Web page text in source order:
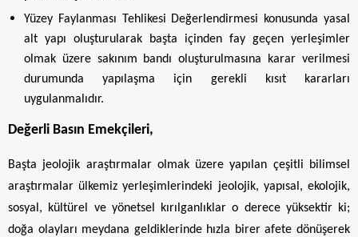
Yüzey Faylanması Tehlikesi Değerlendirmesi konusunda yasal
alt yapı oluşturularak başta içinden fay geçen yerleşimler
olmak üzere sakınım bandı oluşturulmasına karar verilmesi
durumunda yapılaşma için gerekli kısıt kararları
uygulanmalıdır.
Değerli Basın Emekçileri,
Başta jeolojik araştırmalar olmak üzere yapılan çeşitli bilimsel
araştırmalar ülkemiz yerleşimlerindeki jeolojik, yapısal, ekolojik,
sosyal, kültürel ve yönetsel kırılganlıklar o derece yüksektir ki;
doğa olayları meydana geldiklerinde hızla birer afete dönüşerek